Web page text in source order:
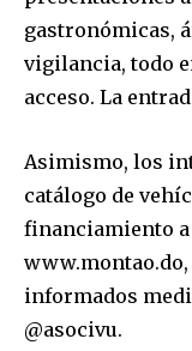
gastronómicas,
vigilancia, todo
acceso. La
Asimismo, los
catálogo de
financiamiento
informados
@asocivu.